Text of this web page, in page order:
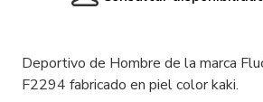
Deportivo de Hombre de la marca
F2294 fabricado en piel color kaki.